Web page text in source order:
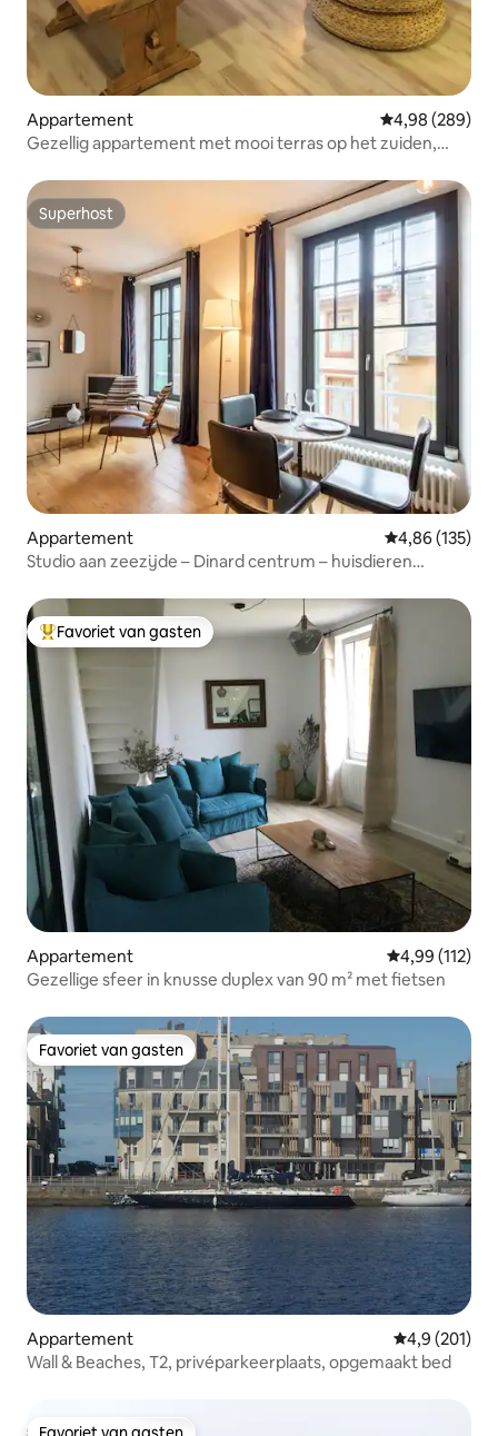
Appartement Gemiddelde
4,98 (289)
Gezellig appartement met mooi terras op het zuiden,
Superhost
Superhost
Appartement Gemiddelde
4,86 (135)
Studio aan zeezijde – Dinard centrum – huisdieren
Topfavoriet van gasten
Favoriet van gasten
Appartement Gemiddelde
4,99 (112)
Gezellige sfeer in knusse duplex van 90 m² met fietsen
Favoriet van gasten
Favoriet van gasten
Appartement Gemiddelde
4,9 (201)
Wall & Beaches, T2, privéparkeerplaats, opgemaakt bed